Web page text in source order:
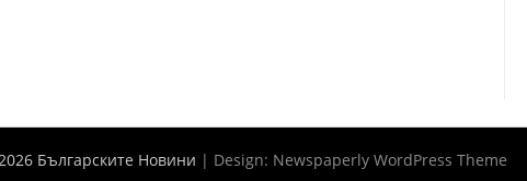
Българските Новини | Design: Newspaperly WordPress Theme